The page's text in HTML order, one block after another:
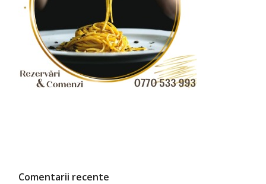
Comentarii recente